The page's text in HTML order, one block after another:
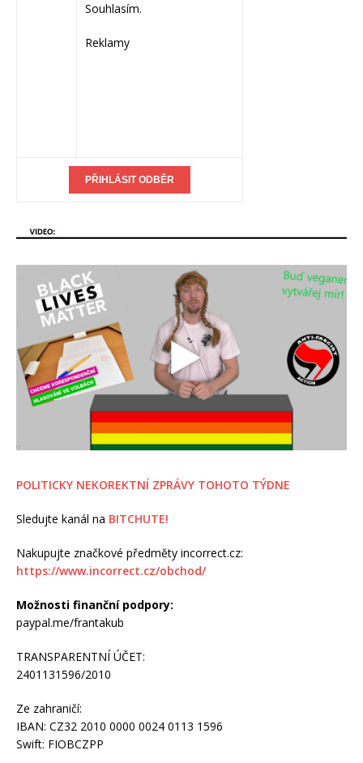
Souhlasím.
Reklamy
POLITICKY NEKOREKTNÍ ZPRÁVY TOHOTO TÝDNE
Sledujte kanál na BITCHUTE!
Nakupujte značkové předměty incorrect.cz:
https://www.incorrect.cz/obchod/
Možnosti finanční podpory:
paypal.me/frantakub
TRANSPARENTNÍ ÚČET:
2401131596/2010
Ze zahraničí:
IBAN: CZ32 2010 0000 0024 0113 1596
Swift: FIOBCZPP